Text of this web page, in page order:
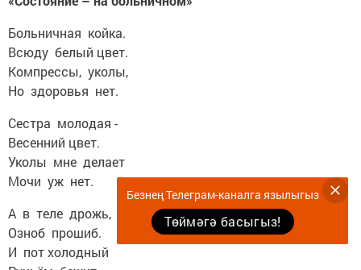
Больничная койка.
Всюду белый цвет.
Компрессы, уколы,
Но здоровья нет.
Сестра молодая -
Весенний цвет.
Уколы мне делает
Мочи уж нет.
А в теле дрожь,
Озноб прошиб.
И пот холодный
Безнең Телеграм-каналга язылыгыз
Төймәгә басыгыз!